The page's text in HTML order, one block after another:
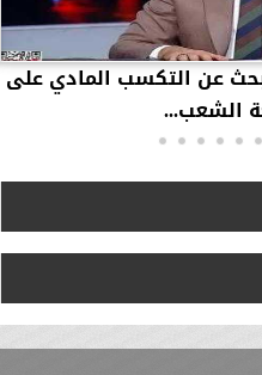
عن التكسب المادي على
الشعب...